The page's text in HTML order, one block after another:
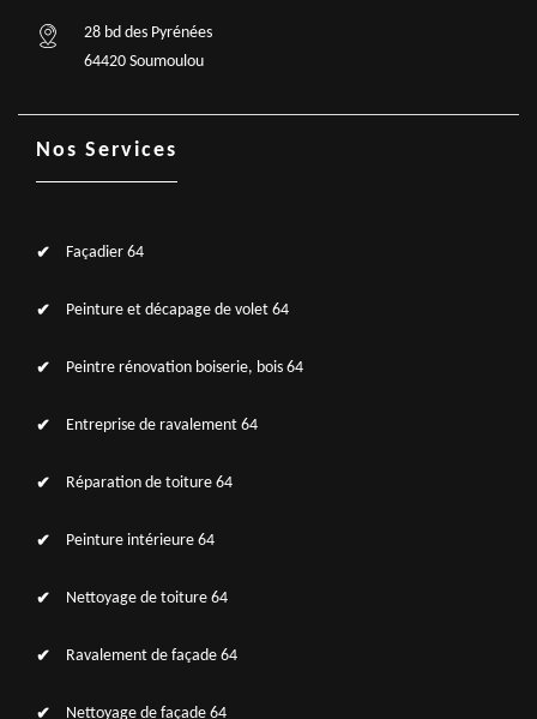
28 bd des Pyrénées
64420 Soumoulou
Nos Services
Façadier 64
Peinture et décapage de volet 64
Peintre rénovation boiserie, bois 64
Entreprise de ravalement 64
Réparation de toiture 64
Peinture intérieure 64
Nettoyage de toiture 64
Ravalement de façade 64
Nettoyage de façade 64